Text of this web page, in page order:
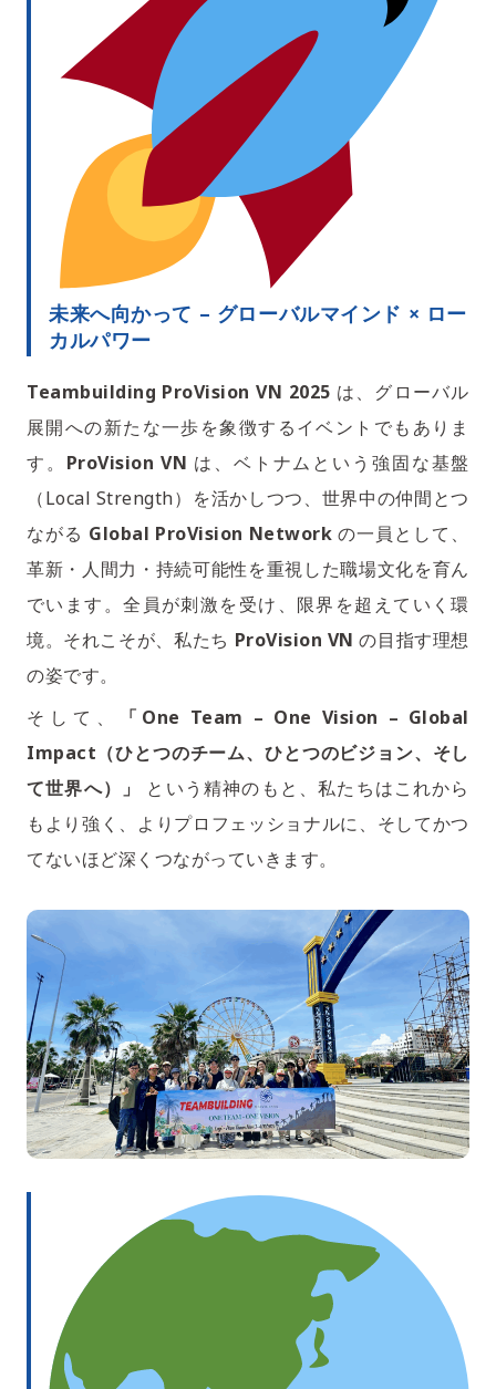
未来へ向かって – グローバルマインド × ロー
カルパワー
Teambuilding ProVision VN 2025 は、グローバル
展開への新たな一歩を象徴するイベントでもありま
す。 ProVision VN は、ベトナムという強固な基盤
（Local Strength）を活かしつつ、世界中の仲間とつ
ながる Global ProVision Network の一員として、
革新・人間力・持続可能性を重視した職場文化を育ん
でいます。全員が刺激を受け、限界を超えていく環
境。それこそが、私たち ProVision VN の目指す理想
の姿です。
そして、
「One Team – One Vision – Global
Impact（ひとつのチーム、ひとつのビジョン、そし
て世界へ）」 という精神のもと、私たちはこれから
もより強く、よりプロフェッショナルに、そしてかつ
てないほど深くつながっていきます。